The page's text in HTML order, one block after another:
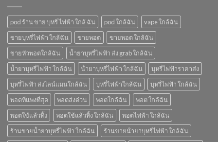
pod ร้าน ขาย บุหรี่ ไฟฟ้า ใกล้ ฉัน pod ใกล้ฉัน
vape ใกล้ฉัน
ขายบุหรี่ไฟฟ้า ใกล้ฉัน
ขายพอต
ขายพอต ใกล้ฉัน
ขายหัวพอตใกล้ฉัน
น้ำยาบุหรี่ไฟฟ้า ส่ง grab ใกล้ฉัน
น้ำยาบุหรี่ไฟฟ้า ใกล้ฉัน
น้ํายาบุหรี่ไฟฟ้า ใกล้ฉัน
บุหรี่ไฟฟ้าราคาส่ง
บุหรี่ไฟฟ้า ส่งไลน์แมนใกล้ฉัน
บุหรี่ไฟฟ้าใกล้ฉัน
บุหรี่ไฟฟ้า ใกล้ฉัน
พอตที่แพงที่สุด
พอตส่งด่วน พอตใกล้ฉัน
พอต ใกล้ฉัน
พอตใช้แล้วทิ้ง
พอตใช้แล้วทิ้ง ใกล้ฉัน
พอตไฟฟ้า ใกล้ฉัน
ร้านขายน้ำยาบุหรี่ไฟฟ้า ใกล้ฉัน
ร้านขายน้ํายาบุหรี่ไฟฟ้า ใกล้ฉัน